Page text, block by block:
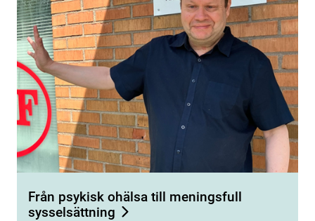
Från psykisk ohälsa till meningsfull
sysselsättning